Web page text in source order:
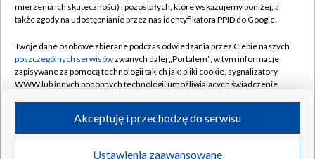
Oferta Handlowa
Emisja w TVP
Rada Programowa
Ogłoszenia przetargowe
Akademia Telewizyjna
Biuro reklamy
Kanały
©2026 Telewizja Polska Spółka Akcyjna w likwidacji
mierzenia ich skuteczności) i pozostałych, które wskazujemy poniżej, a
także zgody na udostępnianie przez nas identyfikatora PPID do Google.
Twoje dane osobowe zbierane podczas odwiedzania przez Ciebie naszych
poszczególnych serwisówzwanych dalej „Portalem”, w tym informacje
zapisywane za pomocą technologii takich jak: pliki cookie, sygnalizatory
WWW lub innych podobnych technologii umożliwiających świadczenie
ruchu w Internecie.
Twoje dane osobowe zbierane podczas odwiedzania przez Ciebie
Ustawienia zaawansowane
Akceptuję i przechodzę do serwisu